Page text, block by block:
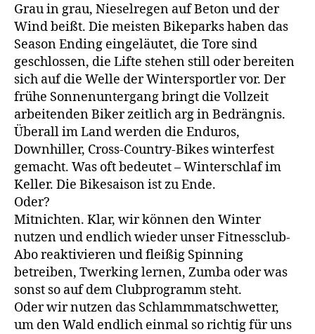
Grau in grau, Nieselregen auf Beton und der
Wind beißt. Die meisten Bikeparks haben das
Season Ending eingeläutet, die Tore sind
geschlossen, die Lifte stehen still oder bereiten
sich auf die Welle der Wintersportler vor. Der
frühe Sonnenuntergang bringt die Vollzeit
arbeitenden Biker zeitlich arg in Bedrängnis.
Überall im Land werden die Enduros,
Downhiller, Cross-Country-Bikes winterfest
gemacht. Was oft bedeutet – Winterschlaf im
Keller. Die Bikesaison ist zu Ende.
Oder?
Mitnichten. Klar, wir können den Winter
nutzen und endlich wieder unser Fitnessclub-
Abo reaktivieren und fleißig Spinning
betreiben, Twerking lernen, Zumba oder was
sonst so auf dem Clubprogramm steht.
Oder wir nutzen das Schlammmatschwetter,
um den Wald endlich einmal so richtig für uns